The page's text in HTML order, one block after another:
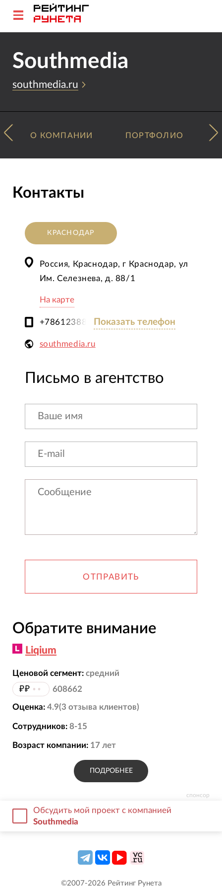
Southmedia
southmedia.ru
О КОМПАНИИ ПОРТФОЛИО
Контакты
КРАСНОДАР
Россия, Краснодар, г Краснодар, ул
Им. Селезнева, д. 88/1
На карте
+78612388348Показать телефон
southmedia.ru
Письмо в агентство
ОТПРАВИТЬ
спонсор
Обратите внимание
Liqium
Ценовой сегмент: средний
₽₽ •• 608662
Оценка: 4.9(3 отзыва клиентов)
Сотрудников: 8-15
Возраст компании: 17 лет
ПОДРОБНЕЕ
Обсудить мой проект с компанией
Southmedia
©2007-2026 Рейтинг Рунета